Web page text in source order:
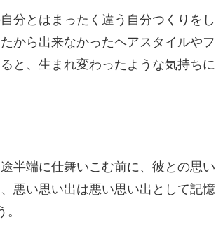
分とはまったく違う自分つくりをし
から出来なかったヘアスタイルやフ
と、生まれ変わったような気持ちに
半端に仕舞いこむ前に、彼との思い
悪い思い出は悪い思い出として記憶